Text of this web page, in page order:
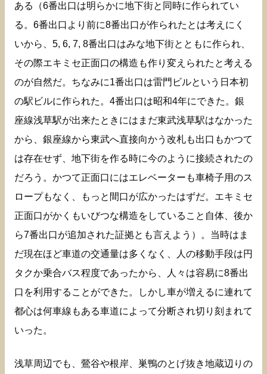
ある（6番出口は明らかに地下街と同時に作られてい
る。6番出口より前に8番出口が作られたとは考えにく
いから、5, 6, 7, 8番出口はみな地下街とともに作られ、
その際エキミセ正面口の構造も作り変えられたと考える
のが自然だ。ちなみに1番出口は雷門ビルという日本初
の駅ビルに作られた。4番出口は昭和4年にできた。銀
座線浅草駅が出来たときにはまだ東武浅草駅はなかった
から、銀座線から東武へ直接向かう改札も出口もかつて
は存在せず、地下街を作る時に今のように接続されたの
だろう。かつて正面口にはエレベーターも車椅子用のス
ロープもなく、もっと間口が広かったはずだ。エキミセ
正面口がかくもいびつな構造をしていること自体、後か
ら7番出口が追加された証拠とも言えよう）。当時はま
だ現在ほど車道の交通量は多くなく、人の移動手段は円
タクか乗合バス程度であったから、人々は容易に8番出
口を利用することができた。しかし車が増えるに連れて
都心は何車線もある車道によって分断され切り刻まれて
いった。
浅草周辺でも、鶯谷や根岸、巣鴨のとげ抜き地蔵辺りの